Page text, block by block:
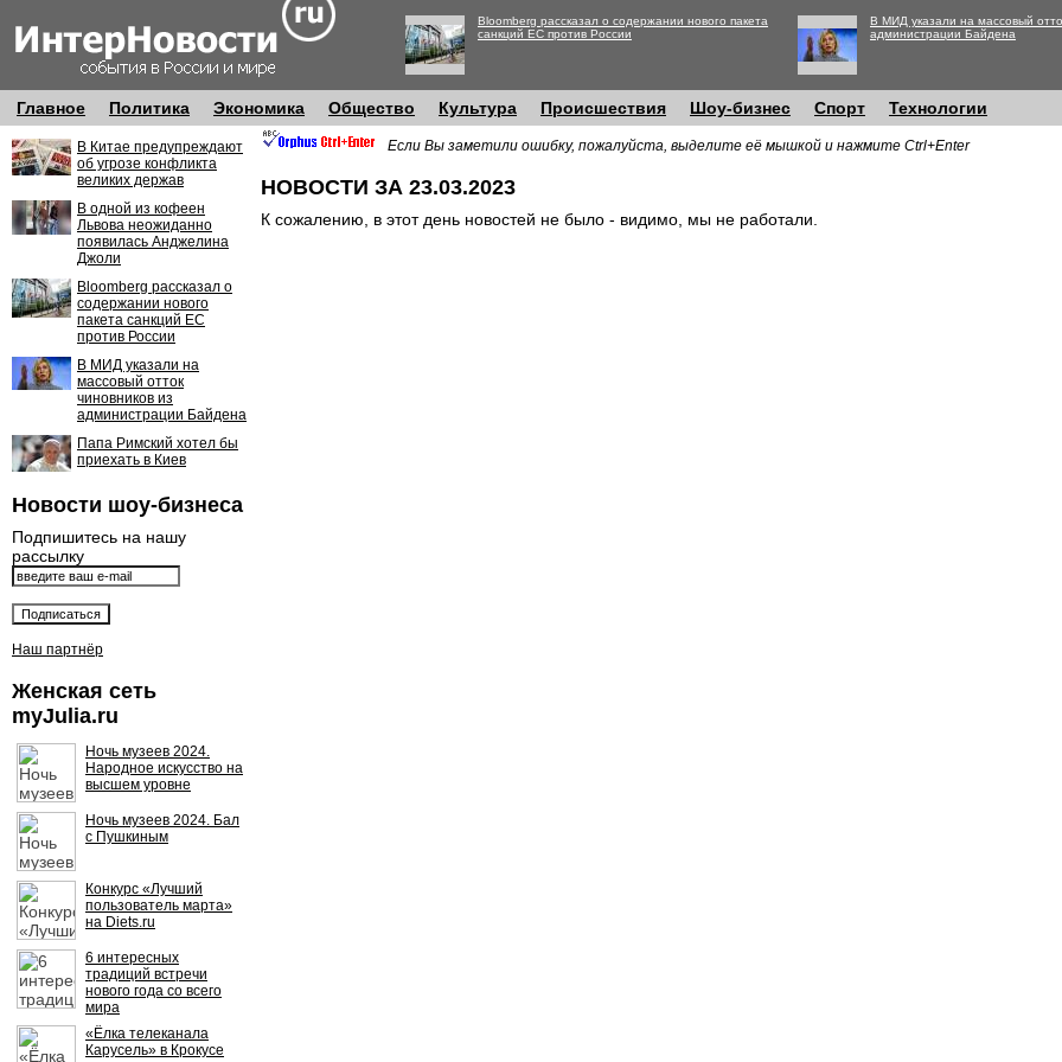
Bloomberg рассказал о содержании нового пакета
санкций ЕС против России
В МИД указали на массовый
администрации Байдена
Главное Политика Экономика Общество Культура Происшествия Шоу-бизнес Спорт Технологии
В Китае предупреждают
об угрозе конфликта
великих держав
В одной из кофеен
Львова неожиданно
появилась Анджелина
Джоли
Bloomberg рассказал о
содержании нового
пакета санкций ЕС
против России
В МИД указали на
массовый отток
чиновников из
администрации Байдена
Папа Римский хотел бы
приехать в Киев
Новости шоу-бизнеса
Подпишитесь на нашу
рассылку
Наш партнёр
Женская сеть
myJulia.ru
Ночь музеев 2024.
Народное искусство на
высшем уровне
Ночь музеев 2024. Бал
с Пушкиным
Конкурс «Лучший
пользователь марта»
на Diets.ru
6 интересных
традиций встречи
нового года со всего
мира
«Ёлка телеканала
Карусель» в Крокусе
Если Вы заметили ошибку, пожалуйста, выделите её мышкой и нажмите Ctrl+Enter
НОВОСТИ ЗА 23.03.2023
К сожалению, в этот день новостей не было - видимо, мы не работали.